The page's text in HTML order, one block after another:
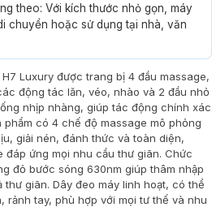
theo: Với kích thước nhỏ gọn, máy
chuyển hoặc sử dụng tại nhà, văn
Luxury được trang bị 4 đầu massage,
động tác lăn, véo, nhào và 2 đầu nhỏ
nhịp nhàng, giúp tác động chính xác
phẩm có 4 chế độ massage mô phỏng
giải nén, đánh thức và toàn diện,
ứng mọi nhu cầu thư giãn. Chức
đỏ bước sóng 630nm giúp thâm nhập
giãn. Dây đeo máy linh hoạt, có thể
rảnh tay, phù hợp với mọi tư thế và nhu